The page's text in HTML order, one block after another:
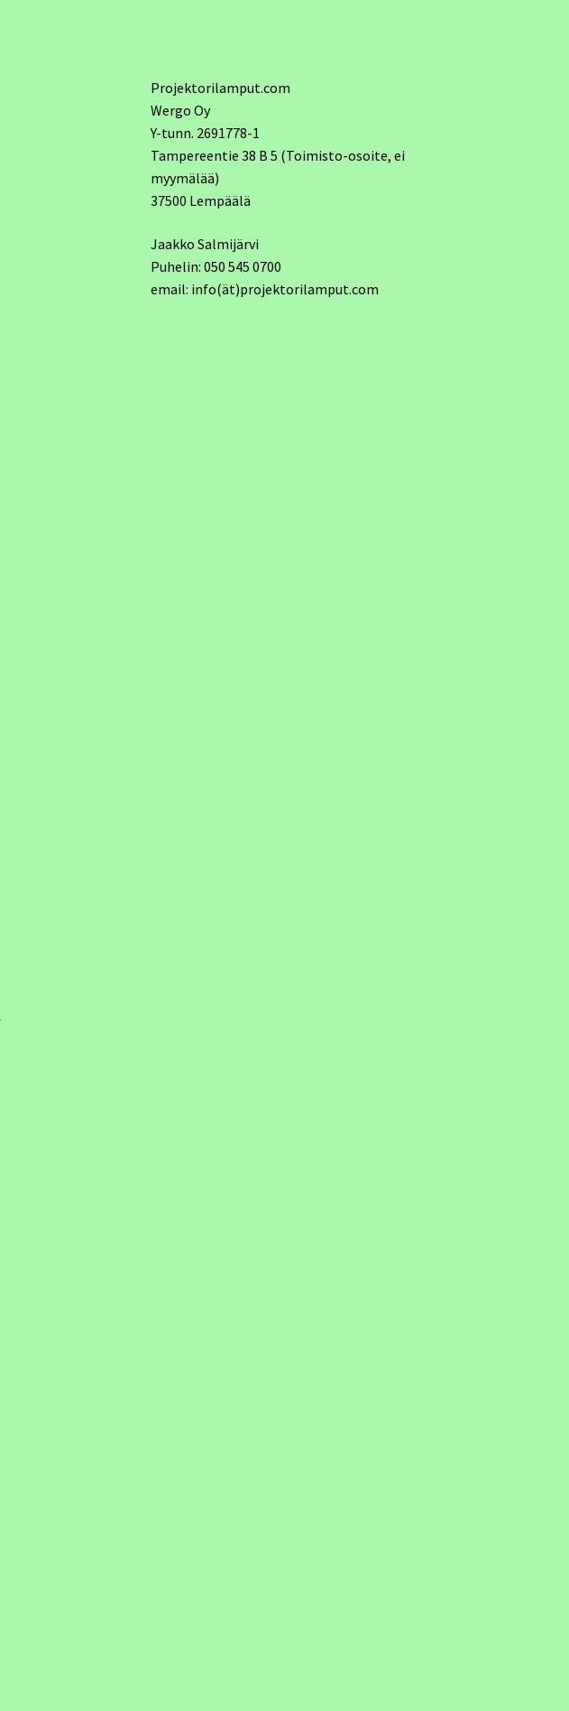
Projektorilamput.com
Wergo Oy
Y-tunn. 2691778-1
Tampereentie 38 B 5 (Toimisto-osoite, ei
myymälää)
37500 Lempäälä
Jaakko Salmijärvi
Puhelin: 050 545 0700
email: info(ät)projektorilamput.com